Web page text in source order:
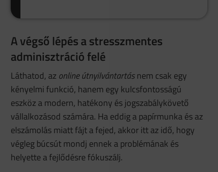
A végső lépés a stresszmentes
adminisztráció felé
Láthatod, az online útnyilvántartásnem csak egy
kényelmi funkció, hanem egy kulcsfontosságú
eszköz a modern, hatékony és jogszabálykövető
vállalkozásod számára. Ha eddig a papírmunka és az
elszámolás miatt fájt a fejed, akkor itt az idő, hogy
végleg búcsút mondj ennek a problémának és
helyette a fejlődésre fókuszálj.